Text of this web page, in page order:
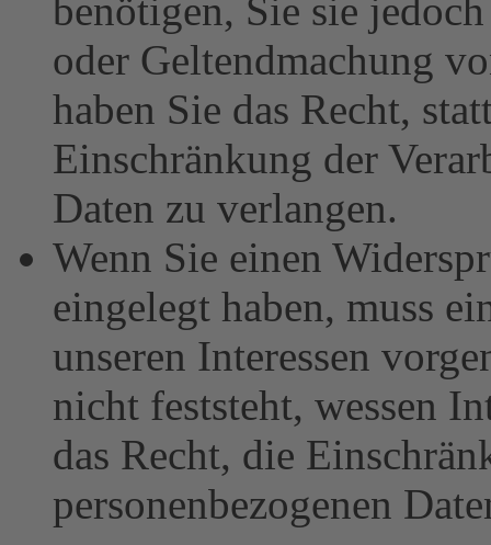
benötigen, Sie sie
oder Geltendmachung
haben Sie das Recht,
Einschränkung der
Daten zu verlangen.
Wenn Sie einen
eingelegt haben, muss
unseren Interessen
nicht feststeht, wessen
das Recht, die
personenbezogenen